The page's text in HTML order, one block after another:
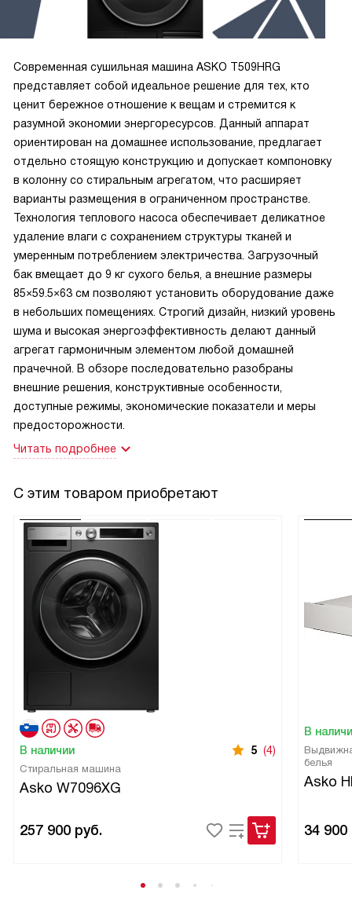
Современная сушильная машина ASKO T509HRG
представляет собой идеальное решение для тех, кто
ценит бережное отношение к вещам и стремится к
разумной экономии энергоресурсов. Данный аппарат
ориентирован на домашнее использование, предлагает
отдельно стоящую конструкцию и допускает компоновку
в колонну со стиральным агрегатом, что расширяет
варианты размещения в ограниченном пространстве.
Технология теплового насоса обеспечивает деликатное
удаление влаги с сохранением структуры тканей и
умеренным потреблением электричества. Загрузочный
бак вмещает до 9 кг сухого белья, а внешние размеры
85×59.5×63 см позволяют установить оборудование даже
в небольших помещениях. Строгий дизайн, низкий уровень
шума и высокая энергоэффективность делают данный
агрегат гармоничным элементом любой домашней
прачечной. В обзоре последовательно разобраны
внешние решения, конструктивные особенности,
доступные режимы, экономические показатели и меры
предосторожности.
Читать подробнее
С этим товаром приобретают
В наличии 5 (4)
Стиральная машина
Asko W7096XG
257 900 руб.
В
белья
Asko
34 900